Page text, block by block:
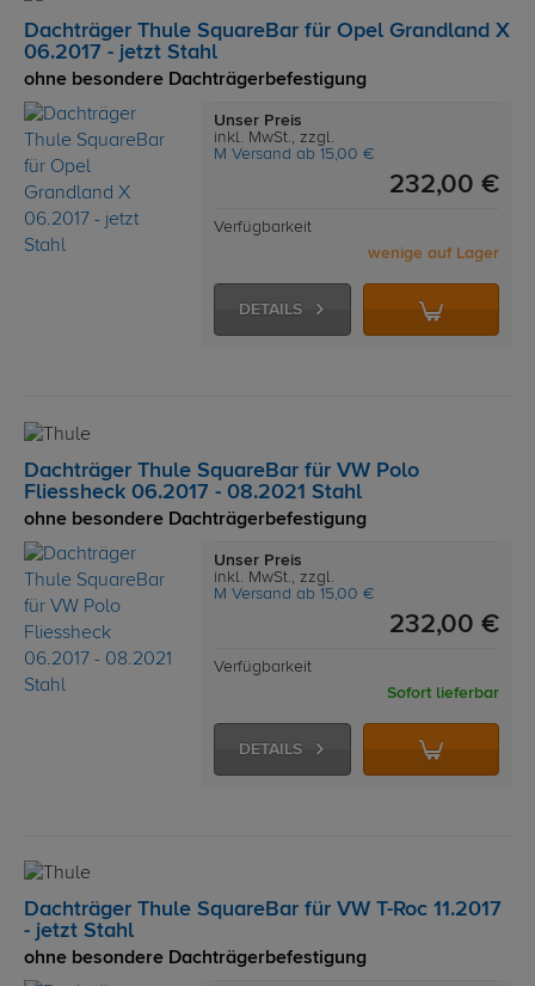
Dachträger Thule SquareBar für Opel Grandland X
06.2017 - jetzt Stahl
ohne besondere Dachträgerbefestigung
Unser Preis
inkl. MwSt., zzgl.
M Versand ab 15,00 €
232,00 €
Verfügbarkeit
wenige auf Lager
DETAILS
Dachträger Thule SquareBar für VW Polo
Fliessheck 06.2017 - 08.2021 Stahl
ohne besondere Dachträgerbefestigung
Unser Preis
inkl. MwSt., zzgl.
M Versand ab 15,00 €
232,00 €
Verfügbarkeit
Sofort lieferbar
DETAILS
Dachträger Thule SquareBar für VW T-Roc 11.2017
- jetzt Stahl
ohne besondere Dachträgerbefestigung